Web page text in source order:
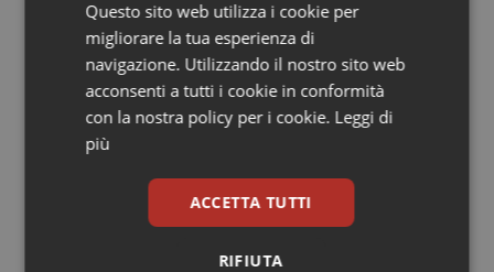
Salute orale & impianti
Sangue & coagulazione
Tiroide
Tumore al seno
Piemonte
Settimana della Scienza dello
Spallanzani: capire la ricerca per
Regione Lombardia scrive al ministro
Schillaci: “Gli attuali indicatori non
Questo sito web utilizza i cookie per
migliorare la tua esperienza di
navigazione. Utilizzando il nostro sito web
acconsenti a tutti i cookie in conformità
con la nostra policy per i cookie. Leggi di
più
ACCETTA TUTTI
RIFIUTA